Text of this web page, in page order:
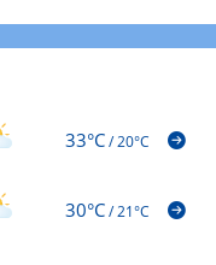
33°C/20°C
30°C/21°C